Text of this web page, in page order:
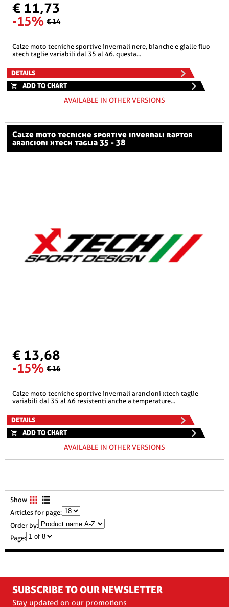
€ 11,73
-15% € 14
calze moto tecniche sportive invernali nere, bianche e gialle fluo
xtech taglie variabili dal 35 al 46. questa...
DETAILS
ADD TO CHART
AVAILABLE IN OTHER VERSIONS
calze moto tecniche sportive invernali raptor
arancioni xtech taglia 35 - 38
€ 13,68
-15% € 16
calze moto tecniche sportive invernali arancioni xtech taglie
variabili dal 35 al 46 resistenti anche a temperature...
DETAILS
ADD TO CHART
AVAILABLE IN OTHER VERSIONS
Show
Articles for page:
Order by:
Page:
SUBSCRIBE TO OUR NEWSLETTER
Stay updated on our promotions